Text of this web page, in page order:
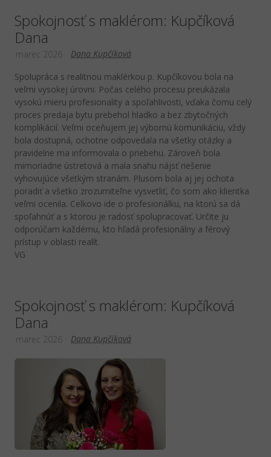
Spokojnosť s maklérom: Kupčíková
Dana
Dana Kupčíková
marec 2026
Spolupráca s realitnou maklérkou p. Kupčíkovou bola na
veľmi vysokej úrovni. Počas celého procesu preukázala
vysokú mieru profesionality a spoľahlivosti, vďaka čomu celý
proces predaja bytu prebehol hladko a bez zbytočných
komplikácií. Veľmi oceňujem jej výbornú komunikáciu, vždy
bola dostupná, ochotne odpovedala na všetky otázky a
pravidelne ma informovala o priebehu. Zároveň bola
mimoriadne ústretová a mala snahu nájsť riešenie
vyhovujúce všetkým stranám. Plusom bola aj jej ochota
poradiť a všetko zrozumiteľne vysvetliť, čo som ako klientka
veľmi ocenila. Celkovo ide o profesionálku, na ktorú sa dá
spoľahnúť a s ktorou je radosť spolupracovať. Určite ju
odporúčam každému, kto hľadá profesionálny a férový
prístup v oblasti realít.
VG
Spokojnosť s maklérom: Kupčíková
Dana
Dana Kupčíková
marec 2026